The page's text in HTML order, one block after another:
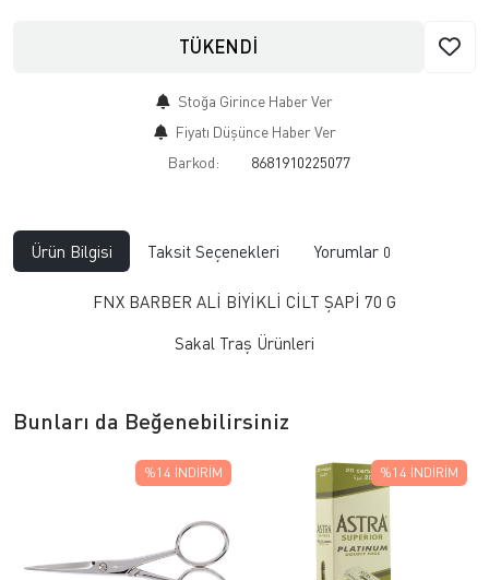
TÜKENDİ
Stoğa Girince Haber Ver
Fiyatı Düşünce Haber Ver
Barkod:
8681910225077
Ürün Bilgisi Taksit Seçenekleri Yorumlar 0
FNX BARBER ALİ BİYİKLİ CİLT ŞAPİ 70 G
Sakal Traş Ürünleri
Bunları da Beğenebilirsiniz
%14 İNDIRIM %14 İNDIRIM